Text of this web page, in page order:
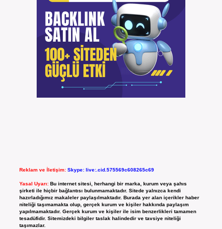
Reklam ve İletişim: Skype: live:.cid.575569c608265c69
Yasal Uyarı: Bu internet sitesi, herhangi bir marka, kurum veya şahıs
şirketi ile hiçbir bağlantısı bulunmamaktadır. Sitede yalnızca kendi
hazırladığımız makaleler paylaşılmaktadır. Burada yer alan içerikler haber
niteliği taşımamakta olup, gerçek kurum ve kişiler hakkında paylaşım
yapılmamaktadır. Gerçek kurum ve kişiler ile isim benzerlikleri tamamen
tesadüfidir. Sitemizdeki bilgiler taslak halindedir ve tavsiye niteliği
taşımazlar.